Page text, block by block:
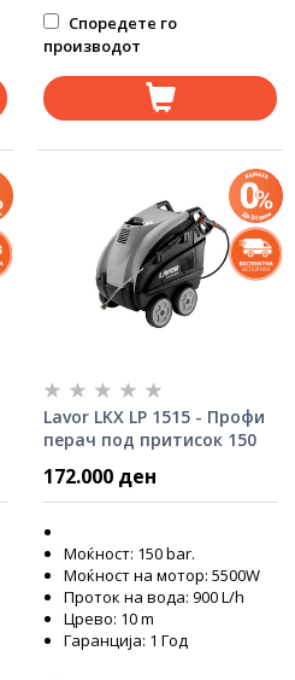
Споредете го
производот
Lavor LKX LP 1515 - Профи
перач под притисок 150
172.000 ден
Моќност: 150 bar.
Моќност на мотор: 5500W
Проток на вода: 900 L/h
Црево: 10 m
Гаранција: 1 Год